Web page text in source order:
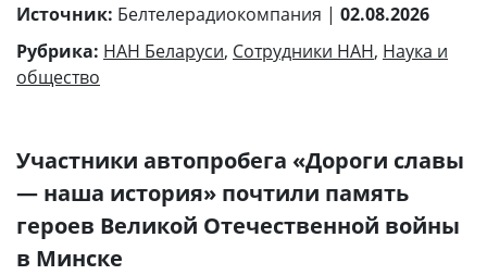
Источник: Белтелерадиокомпания | 02.08.2026
Рубрика: НАН Беларуси, Сотрудники НАН, Наука и
общество
Участники автопробега «Дороги славы
— наша история» почтили память
героев Великой Отечественной войны
в Минске